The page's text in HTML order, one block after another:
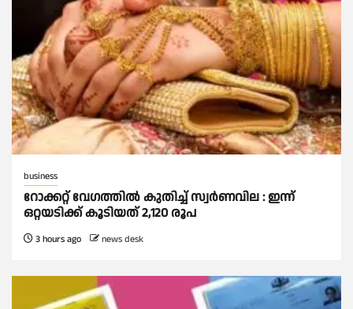
business
റോക്കറ്റ് വേഗത്തില്‍ കുതിച്ച് സ്വര്‍ണവില : ഇന്ന്
ഒറ്റയടിക്ക് കൂടിയത് 2,120 രൂപ
3 hours ago news desk